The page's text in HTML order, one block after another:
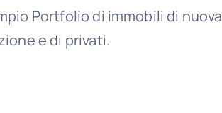
Portfolio di immobili di nuova
e di privati.